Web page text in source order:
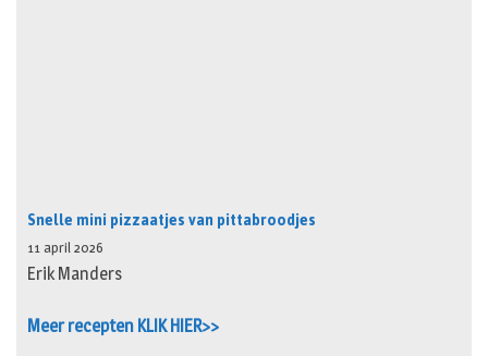
Snelle mini pizzaatjes van pittabroodjes
11 april 2026
Erik Manders
Meer recepten KLIK HIER>>